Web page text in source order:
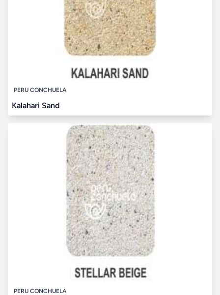
PERU CONCHUELA
Kalahari Sand
PERU CONCHUELA